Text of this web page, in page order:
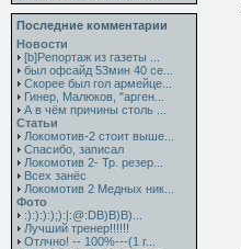
Последние комментарии
Новости
[b]Репортаж из газеты ...
был офсайд 53мин 40 се...
Скорее был гол армейце...
Гинер, Малюков, "арген...
А в чём причины столь ...
Статьи
Локомотив-2 стоит выше...
Спасибо, записал
Локомотив 2- Тр. резер...
Всех занёс
Локомотив 2 Медных ник...
Фото
:):):):);):|:@:DB)B)B)...
Лучший тренер!!!!!!
Отлчно! -- 100%---(1 г...